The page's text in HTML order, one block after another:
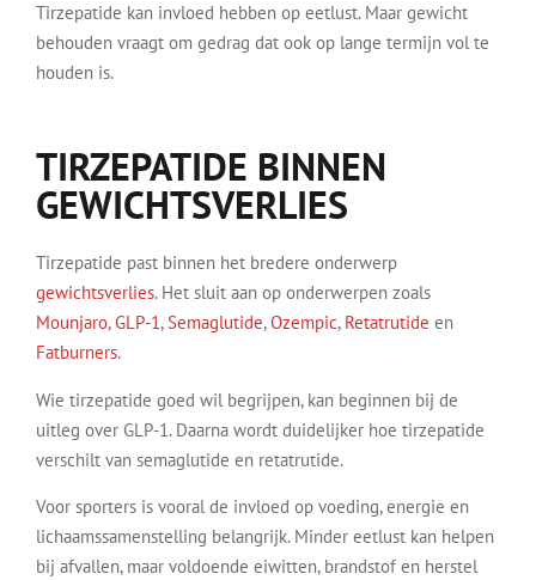
Tirzepatide kan invloed hebben op eetlust. Maar gewicht
behouden vraagt om gedrag dat ook op lange termijn vol te
houden is.
TIRZEPATIDE BINNEN
GEWICHTSVERLIES
Tirzepatide past binnen het bredere onderwerp
gewichtsverlies. Het sluit aan op onderwerpen zoals
Mounjaro,GLP-1,Semaglutide,Ozempic, Retatrutide en
Fatburners.
Wie tirzepatide goed wil begrijpen, kan beginnen bij de
uitleg over GLP-1. Daarna wordt duidelijker hoe tirzepatide
verschilt van semaglutide en retatrutide.
Voor sporters is vooral de invloed op voeding, energie en
lichaamssamenstelling belangrijk. Minder eetlust kan helpen
bij afvallen, maar voldoende eiwitten, brandstof en herstel